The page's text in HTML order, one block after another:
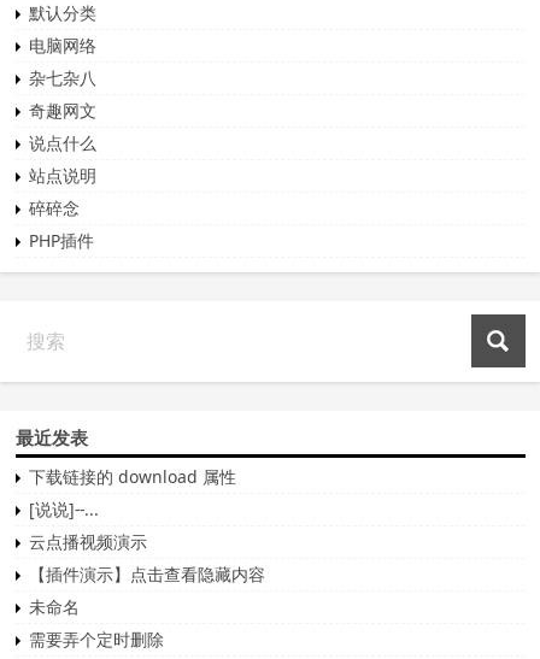
默认分类
电脑网络
杂七杂八
奇趣网文
说点什么
站点说明
碎碎念
PHP插件
最近发表
下载链接的 download 属性
[说说]--...
云点播视频演示
【插件演示】点击查看隐藏内容
未命名
需要弄个定时删除